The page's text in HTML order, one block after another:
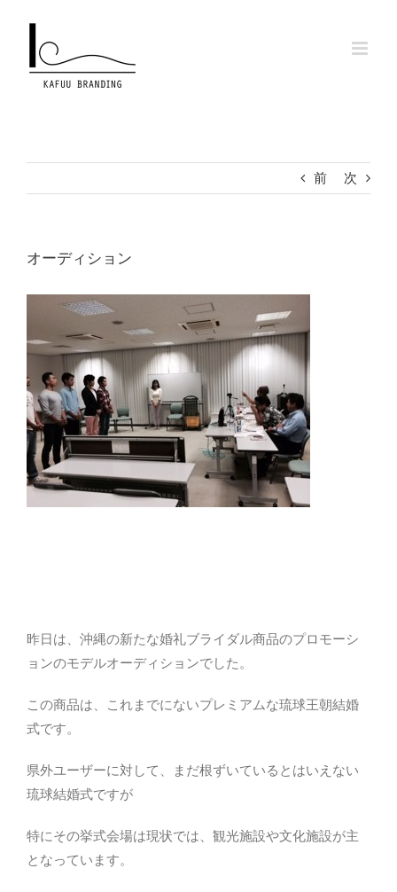
content
前 次
オーディション
昨日は、沖縄の新たな婚礼ブライダル商品のプロモーシ
ョンのモデルオーディションでした。
この商品は、これまでにないプレミアムな琉球王朝結婚
式です。
県外ユーザーに対して、まだ根ずいているとはいえない
琉球結婚式ですが
特にその挙式会場は現状では、観光施設や文化施設が主
となっています。